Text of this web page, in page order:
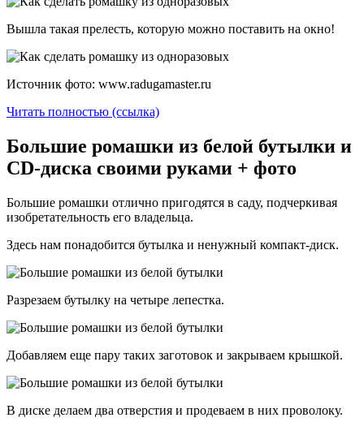
Вышла такая прелесть, которую можно поставить на окно!
Источник фото: www.radugamaster.ru
Читать полностью (ссылка)
Большие ромашки из белой бутылки и
CD-диска своими руками + фото
Большие ромашки отлично пригодятся в саду, подчеркивая
изобретательность его владельца.
Здесь нам понадобится бутылка и ненужный компакт-диск.
Разрезаем бутылку на четыре лепестка.
Добавляем еще пару таких заготовок и закрываем крышкой.
В диске делаем два отверстия и продеваем в них проволоку.